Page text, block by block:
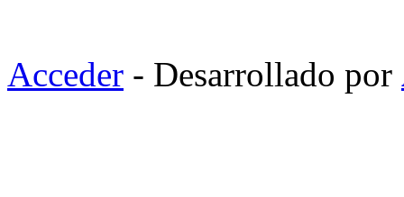
Acceder - Desarrollado por